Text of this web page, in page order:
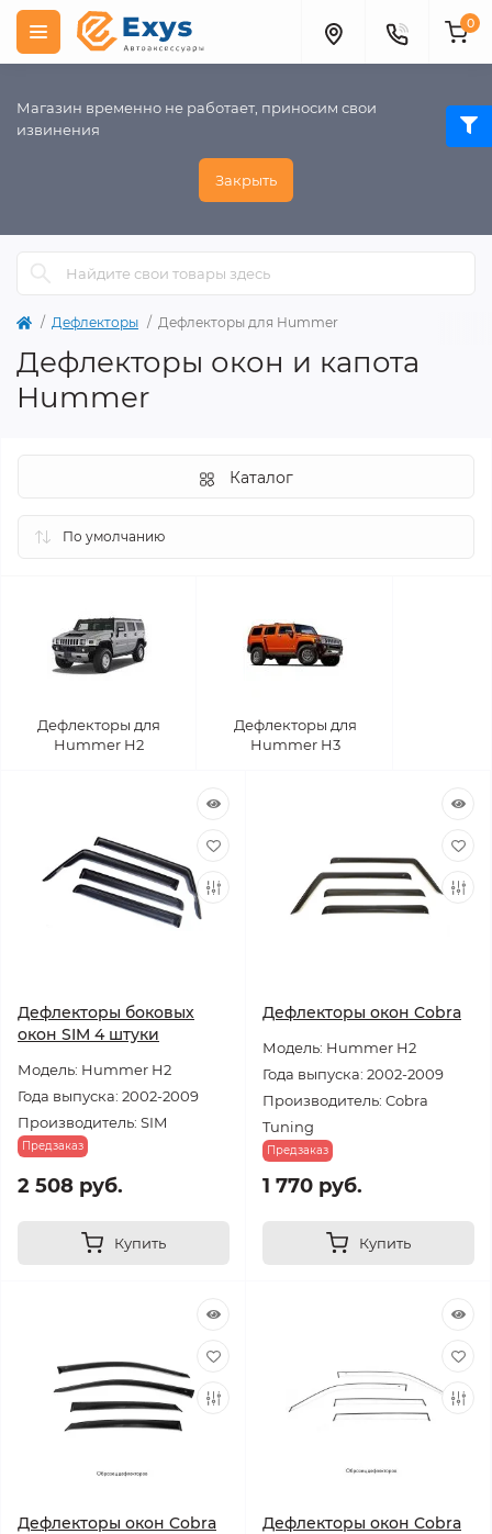
Магазин временно не работает, приносим свои
извинения
Закрыть
0
Дефлекторы Дефлекторы для Hummer
Дефлекторы окон и капота
Hummer
Каталог
Дефлекторы для
Hummer H2
Дефлекторы для
Hummer H3
Дефлекторы боковых
окон SIM 4 штуки
Модель: Hummer H2
Года выпуска: 2002-2009
Производитель: SIM
Предзаказ
2 508 руб.
Купить
Дефлекторы окон Cobra
Модель: Hummer H2
Года выпуска: 2002-2009
Производитель: Cobra
Tuning
Предзаказ
1 770 руб.
Купить
Дефлекторы окон Cobra
Дефлекторы окон Cobra